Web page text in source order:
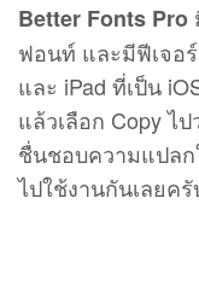
Better Fonts Pro
ฟอนท์ และมีฟีเจอ
และ iPad ที่เป็น
แล้วเลือก Copy ไ
ชื่นชอบความแปล
ไปใช้งานกันเลยครั